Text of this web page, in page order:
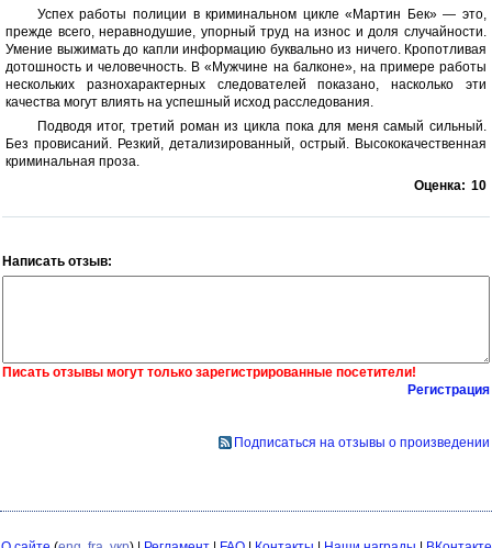
Успех работы полиции в криминальном цикле «Мартин Бек» — это,
прежде всего, неравнодушие, упорный труд на износ и доля случайности.
Умение выжимать до капли информацию буквально из ничего. Кропотливая
дотошность и человечность. В «Мужчине на балконе», на примере работы
нескольких разнохарактерных следователей показано, насколько эти
качества могут влиять на успешный исход расследования.
Подводя итог, третий роман из цикла пока для меня самый сильный.
Без провисаний. Резкий, детализированный, острый. Высококачественная
криминальная проза.
Оценка: 10
Написать отзыв:
Писать отзывы могут только зарегистрированные посетители!
Регистрация
Подписаться на отзывы о произведении